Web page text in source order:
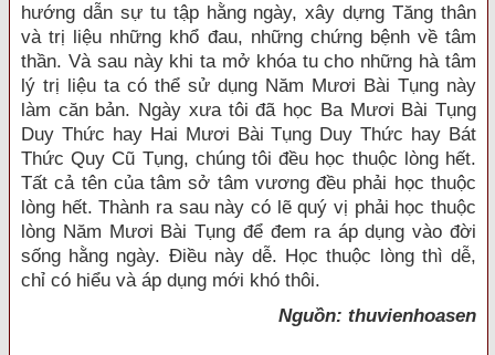
hướng dẫn sự tu tập hằng ngày, xây dựng Tăng thân
và trị liệu những khổ đau, những chứng bệnh về tâm
thần. Và sau này khi ta mở khóa tu cho những hà tâm
lý trị liệu ta có thể sử dụng Năm Mươi Bài Tụng này
làm căn bản. Ngày xưa tôi đã học Ba Mươi Bài Tụng
Duy Thức hay Hai Mươi Bài Tụng Duy Thức hay Bát
Thức Quy Cũ Tụng, chúng tôi đều học thuộc lòng hết.
Tất cả tên của tâm sở tâm vương đều phải học thuộc
lòng hết. Thành ra sau này có lẽ quý vị phải học thuộc
lòng Năm Mươi Bài Tụng để đem ra áp dụng vào đời
sống hằng ngày. Điều này dễ. Học thuộc lòng thì dễ,
chỉ có hiểu và áp dụng mới khó thôi.
Nguồn: thuvienhoasen